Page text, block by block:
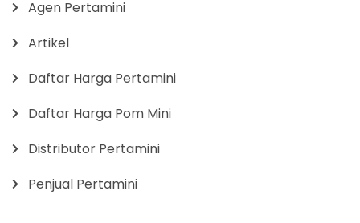
Agen Pertamini
Artikel
Daftar Harga Pertamini
Daftar Harga Pom Mini
Distributor Pertamini
Penjual Pertamini